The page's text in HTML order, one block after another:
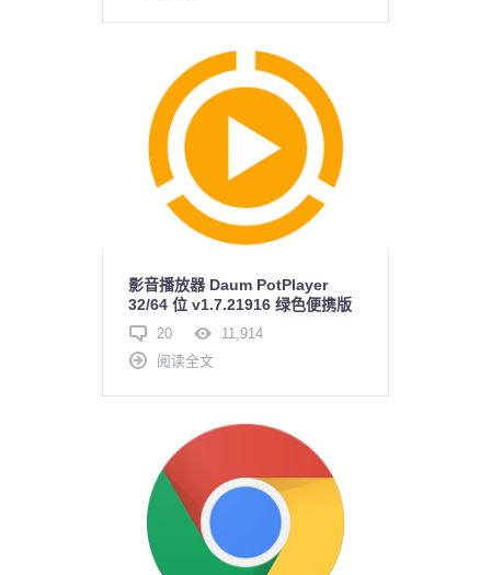
影音播放器 Daum PotPlayer
32/64 位 v1.7.21916 绿色便携版
20
11,914
阅读全文